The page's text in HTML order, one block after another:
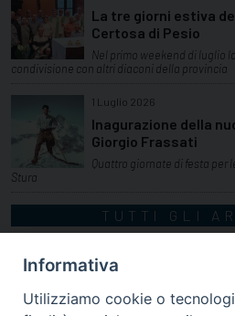
La tre giorni estiva
Certosa di Pesio
Nel primo weekend di luglio
condivisione con altri diaconi della provincia
1 Luglio 2026
Inagurazione della
Giorgio Frassati
Quattro giornate di festa per
Stura
TUTTI GLI
Informativa
Utilizziamo cookie o